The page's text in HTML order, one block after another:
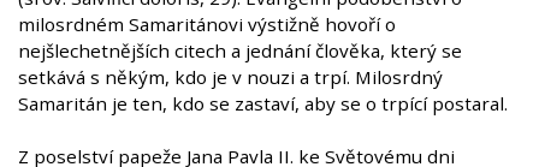
milosrdném Samaritánovi výstižně hovoří o
nejšlechetnějších citech a jednání člověka, který se
setkává s někým, kdo je v nouzi a trpí. Milosrdný
Samaritán je ten, kdo se zastaví, aby se o trpící postaral.
Z poselství papeže Jana Pavla II. ke Světovému dni